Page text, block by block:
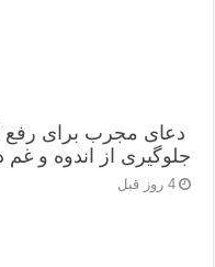
دعای مجرب برای رفع
جلوگیری از اندوه و غم
4 روز قبل